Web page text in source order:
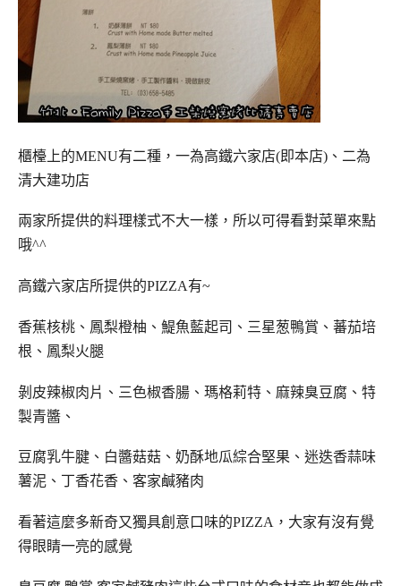
櫃檯上的MENU有二種，一為高鐵六家店(即本店)、二為
清大建功店
兩家所提供的料理樣式不大一樣，所以可得看對菜單來點
哦^^
高鐵六家店所提供的PIZZA有~
香蕉核桃、鳳梨橙柚、鯷魚藍起司、三星葱鴨賞、蕃茄培
根、鳳梨火腿
剝皮辣椒肉片、三色椒香腸、瑪格莉特、麻辣臭豆腐、特
製青醬、
豆腐乳牛腱、白醬菇菇、奶酥地瓜綜合堅果、迷迭香蒜味
薯泥、丁香花香、客家鹹豬肉
看著這麼多新奇又獨具創意口味的PIZZA，大家有沒有覺
得眼睛一亮的感覺